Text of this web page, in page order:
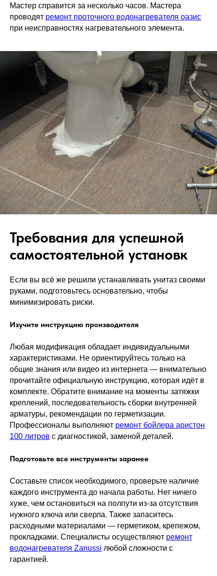
Мастер справится за несколько часов. Мастера
проводят ремонт проточного водонагревателя оазис
при неисправностях нагревательного элемента.
Требования для успешной
самостоятельной установк
Если вы всё же решили устанавливать унитаз своими
руками, подготовьтесь основательно, чтобы
минимизировать риски.
Изучите инструкцию производителя
Любая модификация обладает индивидуальными
характеристиками. Не ориентируйтесь только на
общие знания или видео из интернета — внимательно
прочитайте официальную инструкцию, которая идёт в
комплекте. Обратите внимание на моменты затяжки
креплений, последовательность сборки внутренней
арматуры, рекомендации по герметизации.
Профессионалы выполняют ремонт бойлера аристон
100 литров с диагностикой, заменой деталей.
Подготовьте все инструменты заранее
Составьте список необходимого, проверьте наличие
каждого инструмента до начала работы. Нет ничего
хуже, чем остановиться на полпути из-за отсутствия
нужного ключа или сверла. Также запаситесь
расходными материалами — герметиком, крепежом,
прокладками. Специалисты осуществляют ремонт
водонагревателя Zanussi любой сложности с
гарантией.